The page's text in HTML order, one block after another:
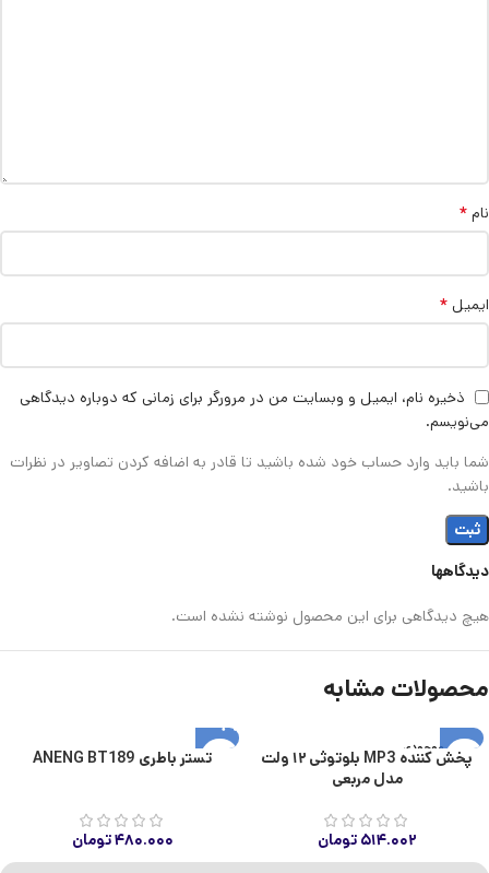
دیدگاهها
هیچ دیدگاهی برای این محصول نوشته نشده است.
نام *
ایمیل *
ذخیره نام، ایمیل و وبسایت من در مرورگر برای زمانی که دوباره دیدگاهی
می‌نویسم.
شما باید وارد حساب خود شده باشید تا قادر به اضافه کردن تصاویر در نظرات
باشید.
محصولات مشابه
اتمام موجودی
پخش کننده MP3 بلوتوثی ۱۲ ولت
مدل مربعی
۵۱۴.۰۰۲ تومان
تستر باطری ANENG BT189
۴۸۰.۰۰۰تومان